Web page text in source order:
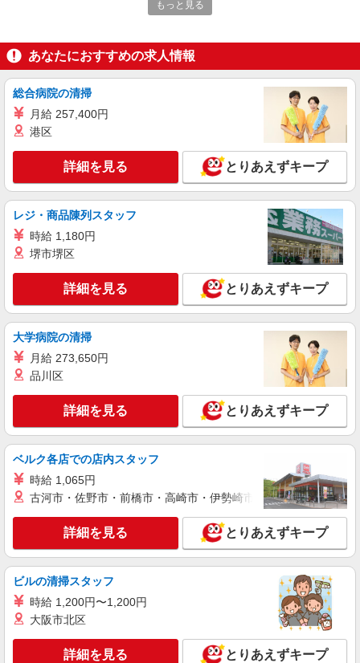
時給1,200円 ※22:00〜翌5:00：時給1,500円 ※
長野県長野市鶴賀（七瀬南部）320-1
キープ 詳細を見る
アルバイト パート
ピザハット イオンタウン長野三輪店
時給1,400円以上 平日 時給1,400円以上 土日・
祝日 時給1,400円以上 ※2026年10月1日より通常
い。
長野県長野市三輪9-43-24 イオンタウン長野
三輪店内
詳細を見る
パート
すき家 18号長野北尾張部店
すき家の店舗スタッフ（接客・調理・清掃な
キープ 詳細を見る
ビッグボーイ 西尾張部店
時給1200円 ※22:00以降は時給1500円 ※高校
生時給1150円 ※高校生は学校からの許可が必要な
場合、通学中の学校からの許可証が必要となりま
す。
長野県長野市西尾張部185-3
キープ 詳細を見る
アルバイト
ピザハット イオンタウン長野三輪店
ピザの宅配／デリバリー・配達
もっと見る
あなたにおすすめの求人情報
総合病院の清掃
月給 257,400円
港区
詳細を見る とりあえずキープ
レジ・商品陳列スタッフ
時給 1,180円
堺市堺区
詳細を見る とりあえずキープ
大学病院の清掃
月給 273,650円
品川区
詳細を見る とりあえずキープ
ベルク各店での店内スタッフ
時給 1,065円
古河市・佐野市・前橋市・高崎市・伊勢崎市・太田市・館林市
詳細を見る とりあえずキープ
ビルの清掃スタッフ
時給 1,200円〜1,200円
大阪市北区
詳細を見る とりあえずキープ